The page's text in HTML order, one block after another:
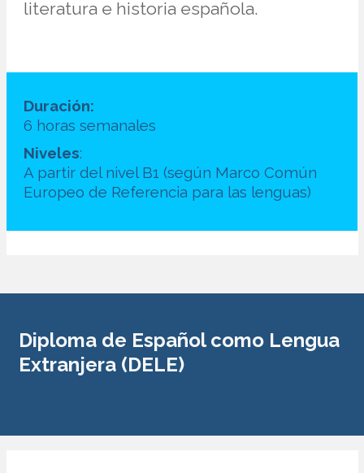
literatura e historia española.
Duración:
6 horas semanales
Niveles:
A partir del nivel B1 (según Marco Común
Europeo de Referencia para las lenguas)
Diploma de Español como Lengua
Extranjera (DELE)